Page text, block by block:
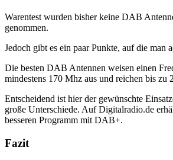
Warentest wurden bisher keine DAB
genommen.
Jedoch gibt es ein paar Punkte, auf die man
Die besten DAB Antennen weisen einen
mindestens 170 Mhz aus und reichen bis zu
Entscheidend ist hier der gewünschte
große Unterschiede. Auf Digitalradio.de
besseren Programm mit DAB+.
Fazit